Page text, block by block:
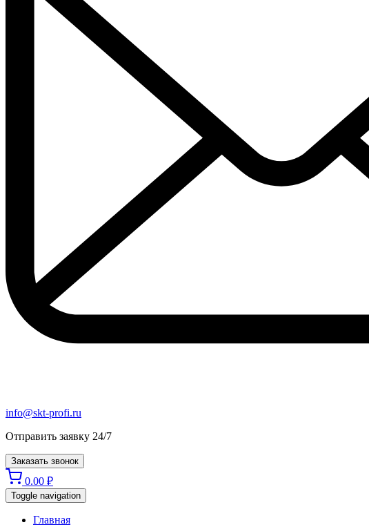
info@skt-profi.ru
Отправить заявку 24/7
Заказать звонок
0.00 ₽
Toggle navigation
Главная